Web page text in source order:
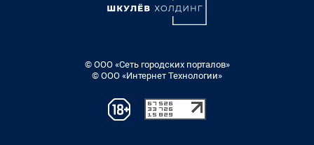
© ООО «Сеть городских порталов»
© ООО «Интернет Технологии»